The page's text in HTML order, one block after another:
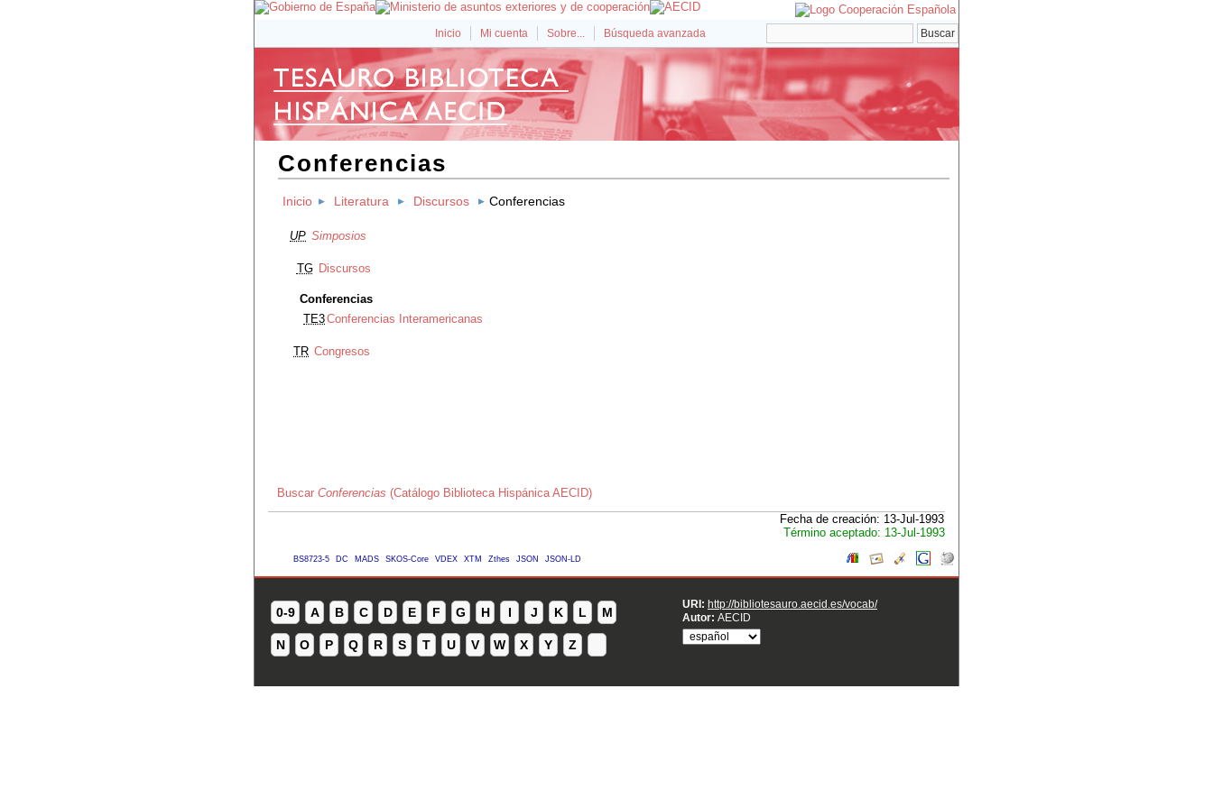
Inicio Mi cuenta Sobre... Búsqueda avanzada
Conferencias
Inicio Literatura Discursos Conferencias
UP Simposios
TG Discursos
Conferencias
TE3Conferencias Interamericanas
TR Congresos
Buscar Conferencias (Catálogo Biblioteca Hispánica AECID)
Fecha de creación: 13-Jul-1993
Término aceptado: 13-Jul-1993
BS8723-5 DC MADS SKOS-Core VDEX XTM Zthes JSON JSON-LD
0-9 A B C D E F G H I J K L M
N O P Q R S T U V W X Y Z
URI: http://bibliotesauro.aecid.es/vocab/
Autor: AECID